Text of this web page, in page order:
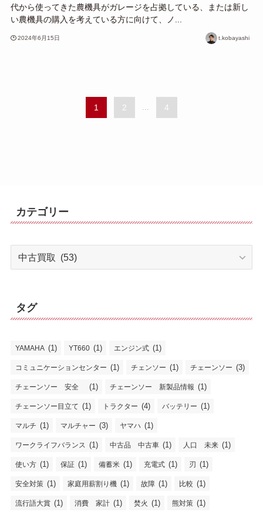
代から使ってきた農機具がガレージを占拠している、または新し
い農機具の購入を考えている方に向けて、ノ...
2024年6月15日 t.kobayashi
1 2 4
カテゴリー
カ
テ
リ
ー
タグ
YAMAHA (1) YT660 (1) エンジン式 (1)
コミュニケーションセンター (1) チェンソー (1) チェーンソー (3)
チェーンソー 安全 (1) チェーンソー 新製品情報 (1)
チェーンソー目立て (1) トラクター (4) バッテリー (1)
マルチ (1) マルチャー (3) ヤマハ (1)
ワークライフバランス (1) 中古品 中古車 (1) 人口 未来 (1)
使い方 (1) 保証 (1) 備蓄米 (1) 充電式 (1) 刃 (1)
安全対策 (1) 家庭用薪割り機 (1) 故障 (1) 比較 (1)
流行語大賞 (1) 消費 家計 (1) 焚火 (1) 熊対策 (1)